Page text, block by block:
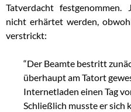
Tatverdacht
nicht erhärtet werden,
verstrickt:
“Der Beamte bestritt
überhaupt am Tatort
Internetladen einen Tag
Schließlich musste er sich